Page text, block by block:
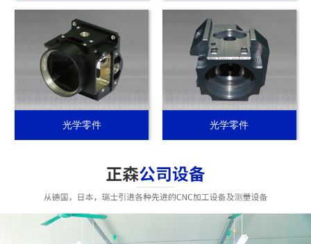
光学零件 光学零件